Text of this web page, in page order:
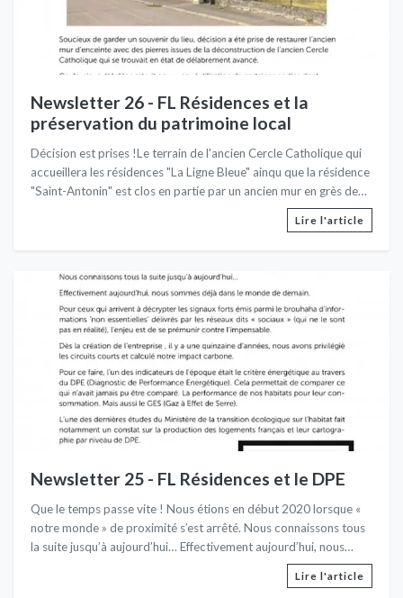
Newsletter 26 - FL Résidences et la
préservation du patrimoine local
Décision est prises !Le terrain de l'ancien Cercle Catholique qui
accueillera les résidences "La Ligne Bleue" ainqu que la résidence
"Saint-Antonin" est clos en partie par un ancien mur en grès des
Lire l'article
Newsletter 25 - FL Résidences et le DPE
Que le temps passe vite ! Nous étions en début 2020 lorsque «
notre monde » de proximité s’est arrêté. Nous connaissons tous
la suite jusqu’à aujourd’hui… Effectivement aujourd’hui, nous
décrypter les signaux forts émis parmi le brouhaha
Lire l'article